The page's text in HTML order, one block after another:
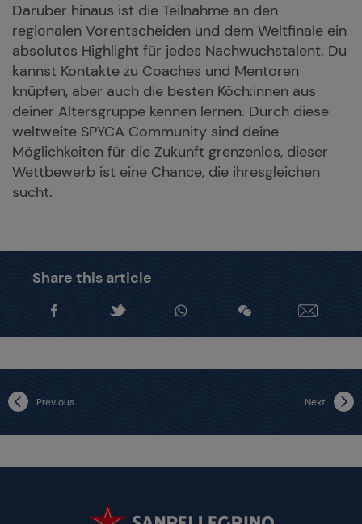
Darüber hinaus ist die Teilnahme an den
regionalen Vorentscheiden und dem Weltfinale ein
absolutes Highlight für jedes Nachwuchstalent. Du
kannst Kontakte zu Coaches und Mentoren
knüpfen, aber auch die besten Köch:innen aus
deiner Altersgruppe kennen lernen. Durch diese
weltweite SPYCA Community sind deine
Möglichkeiten für die Zukunft grenzenlos, dieser
Wettbewerb ist eine Chance, die ihresgleichen
sucht.
Share this article
Previous Next